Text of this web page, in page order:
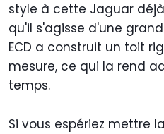
style à cette Jaguar
qu'il s'agisse d'une
ECD a construit un toit
mesure, ce qui la rend
temps.
Si vous espériez mettre